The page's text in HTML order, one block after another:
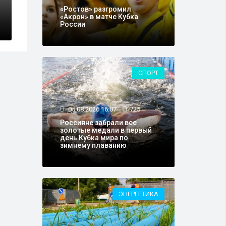
ландшафтный
«Ростов» разгромил
«Акрон» в матче Кубка
России
СПОРТ
05.08.2026 16:07 725
Россияне забрали все
золотые медали в первый
день Кубка мира по
зимнему плаванию
ЭНЕРГЕТИКА